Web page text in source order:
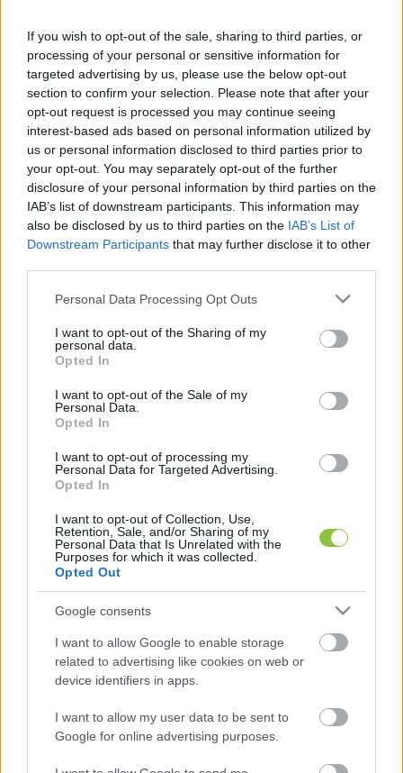
If you wish to opt-out of the sale, sharing to third parties, or
processing of your personal or sensitive information for
targeted advertising by us, please use the below opt-out
section to confirm your selection. Please note that after your
opt-out request is processed you may continue seeing
interest-based ads based on personal information utilized by
us or personal information disclosed to third parties prior to
your opt-out. You may separately opt-out of the further
disclosure of your personal information by third parties on the
IAB’s list of downstream participants. This information may
also be disclosed by us to third parties on the IAB’s List of
Downstream Participants that may further disclose it to other
Please note that this website/app uses one or more Google
not limited to your visit or usage behaviour. You may click to
grant or deny consent to Google and its third-party tags to
use your data for below specified purposes in below Google
consent section.
Personal Data Processing Opt Outs
I want to opt-out of the Sharing of my
personal data.
Opted In
I want to opt-out of the Sale of my
Personal Data.
Opted In
I want to opt-out of processing my
Personal Data for Targeted Advertising.
Opted In
I want to opt-out of Collection, Use,
Retention, Sale, and/or Sharing of my
Personal Data that Is Unrelated with the
Purposes for which it was collected.
Opted Out
Google consents
I want to allow Google to enable storage
related to advertising like cookies on web or
device identifiers in apps.
I want to allow my user data to be sent to
Google for online advertising purposes.
otthona. A lakosok éppúgy büszkék az itt
született fontos alkotókra és magyar hősökre,
mint az autójuk márkájára. Itt az ideje, hogy
kecskemétiek azokra is figyeljenek, akik most
alakítják a hírös város valódi arcát.
Alkotói jelenlét rovatunkban kiállunk a fiatal
művészekért és hangot adunk azoknak,
akikről keveset hallani a vidéki kánonban.
egyéniség a radar alatt tevékenykedik, vagy a
fővárosban kap elismerést. A szubkultúrák
szintén nehezen maradnak meg Kecskeméten,
hiába élnek itt lelkes rajongók.
színesítse a város szellemiségét. Külföldi
maradandó értéket teremtenek. A szárnyukat
bontó, még áttörés előtt álló fiatalok pedig a
legfrissebb ötleteiken dolgoznak és nyomot
hagynak az utcáinkon.